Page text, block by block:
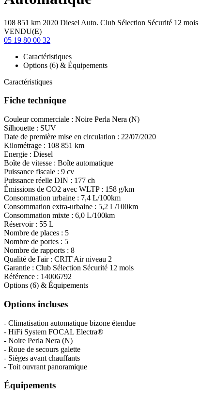
108 851 km 2020 Diesel Auto. Club Sélection Sécurité 12 mois
VENDU(E)
05 19 80 00 32
Caractéristiques
Options (6) & Équipements
Caractéristiques
Fiche technique
Couleur commerciale : Noire Perla Nera (N)
Silhouette : SUV
Date de première mise en circulation : 22/07/2020
Kilométrage : 108 851 km
Energie : Diesel
Boîte de vitesse : Boîte automatique
Puissance fiscale : 9 cv
Puissance réelle DIN : 177 ch
Émissions de CO2 avec WLTP : 158 g/km
Consommation urbaine : 7,4 L/100km
Consommation extra-urbaine : 5,2 L/100km
Consommation mixte : 6,0 L/100km
Réservoir : 55 L
Nombre de places : 5
Nombre de portes : 5
Nombre de rapports : 8
Qualité de l'air : CRIT'Air niveau 2
Garantie : Club Sélection Sécurité 12 mois
Référence : 14006792
Options (6) & Équipements
Options incluses
- Climatisation automatique bizone étendue
- HiFi System FOCAL Electra®
- Noire Perla Nera (N)
- Roue de secours galette
- Sièges avant chauffants
- Toit ouvrant panoramique
Équipements